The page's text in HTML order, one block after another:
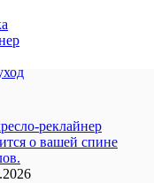
реклайнер
о вашей спине